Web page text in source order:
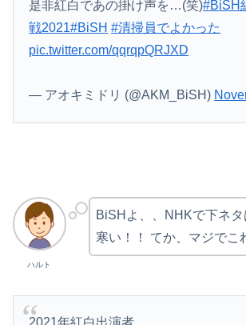
是非紅白であの掛け声を…(笑)#BiSH
戦2021#BiSH #清掃員でよかった
pic.twitter.com/qqrqpQRJXD
— アオキミドリ (@AKM_BiSH)
ハルト
BiSHよ、、NHKで下ネタ
寒い！！ てか、マジでこ
2021年紅白出演者